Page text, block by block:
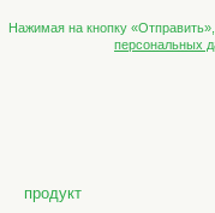
Нажимая на кнопку
персональных
продукт